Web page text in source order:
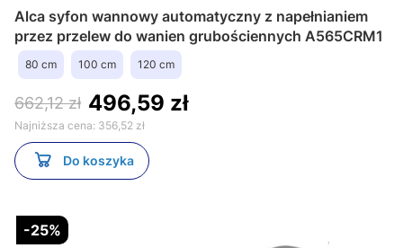
Alca syfon wannowy automatyczny z napełnianiem
przez przelew do wanien grubościennych A565CRM1
80 cm 100 cm 120 cm
662,12 zł 496,59 zł
Najniższa cena: 356,52 zł
Do koszyka
-25%